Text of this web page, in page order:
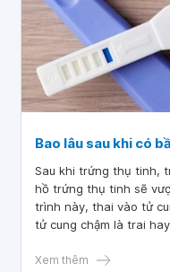
Bao lâu sau khi có
Sau khi trứng thụ tinh,
hồ trứng thụ tinh sẽ
trình này, thai vào tử
tử cung chậm là trai
Xem thêm